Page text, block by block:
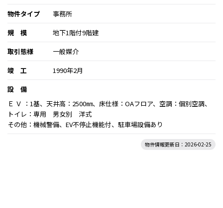
物件タイプ
事務所
規 模
地下1階付9階建
取引態様
一般媒介
竣 工
1990年2月
設 備
Ｅ Ｖ ：1基、天井高：2500㎜、床仕様：OAフロア、空調：個別空調、
トイレ：専用 男女別 洋式
その他：機械警備、EV不停止機能付、駐車場設備あり
物件情報更新日：2026-02-25